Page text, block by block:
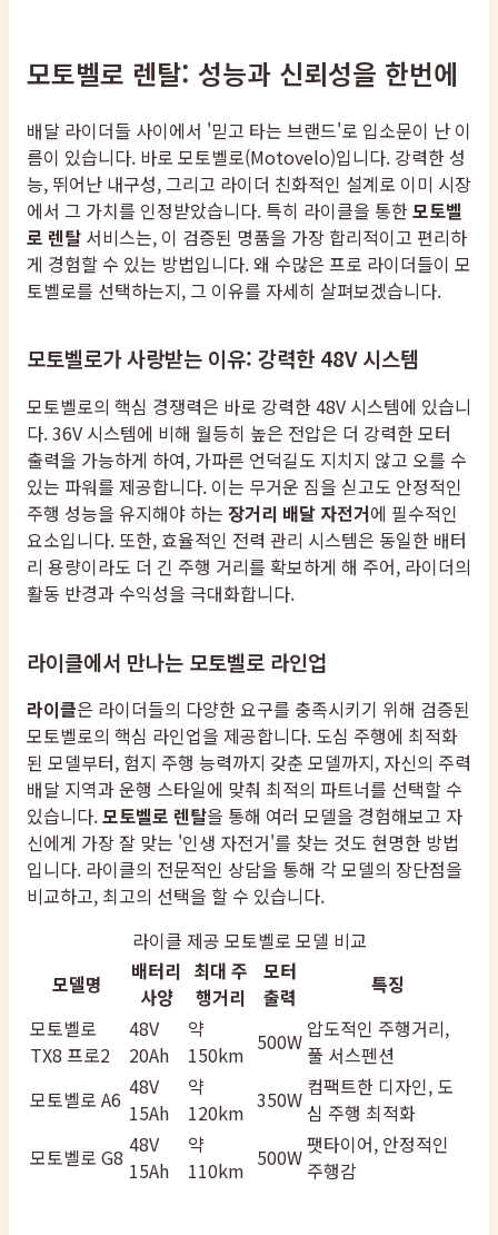
모토벨로 렌탈: 성능과 신뢰성을 한번에
배달 라이더들 사이에서 '믿고 타는 브랜드'로 입소문이 난 이
름이 있습니다. 바로 모토벨로(Motovelo)입니다. 강력한 성
능, 뛰어난 내구성, 그리고 라이더 친화적인 설계로 이미 시장
에서 그 가치를 인정받았습니다. 특히 라이클을 통한모토벨
로 렌탈 서비스는, 이 검증된 명품을 가장 합리적이고 편리하
게 경험할 수 있는 방법입니다. 왜 수많은 프로 라이더들이 모
토벨로를 선택하는지, 그 이유를 자세히 살펴보겠습니다.
모토벨로가 사랑받는 이유: 강력한 48V 시스템
모토벨로의 핵심 경쟁력은 바로 강력한 48V 시스템에 있습니
다. 36V 시스템에 비해 월등히 높은 전압은 더 강력한 모터
출력을 가능하게 하여, 가파른 언덕길도 지치지 않고 오를 수
있는 파워를 제공합니다. 이는 무거운 짐을 싣고도 안정적인
주행 성능을 유지해야 하는 장거리 배달 자전거에 필수적인
요소입니다. 또한, 효율적인 전력 관리 시스템은 동일한 배터
리 용량이라도 더 긴 주행 거리를 확보하게 해 주어, 라이더의
활동 반경과 수익성을 극대화합니다.
라이클에서 만나는 모토벨로 라인업
라이클은 라이더들의 다양한 요구를 충족시키기 위해 검증된
모토벨로의 핵심 라인업을 제공합니다. 도심 주행에 최적화
된 모델부터, 험지 주행 능력까지 갖춘 모델까지, 자신의 주력
배달 지역과 운행 스타일에 맞춰 최적의 파트너를 선택할 수
있습니다.모토벨로 렌탈을 통해 여러 모델을 경험해보고 자
신에게 가장 잘 맞는 '인생 자전거'를 찾는 것도 현명한 방법
입니다. 라이클의 전문적인 상담을 통해 각 모델의 장단점을
비교하고, 최고의 선택을 할 수 있습니다.
라이클 제공 모토벨로 모델 비교
모델명
배터리
사양
최대 주
행거리
모터
출력
특징
모토벨로
TX8 프로2
48V
20Ah
약
150km 500W 압도적인 주행거리,
풀 서스펜션
모토벨로 A6 48V
15Ah
약
120km 350W 컴팩트한 디자인, 도
심 주행 최적화
모토벨로 G8 48V
15Ah
약
110km 500W팻타이어, 안정적인
주행감